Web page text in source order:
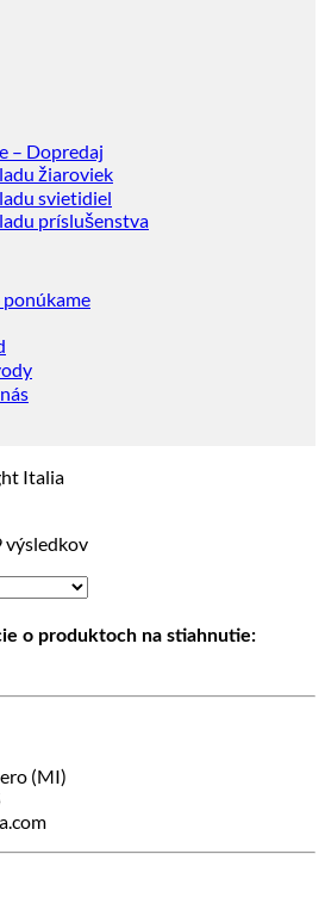
– Dopredaj
žiaroviek
svietidiel
príslušenstva
ponúkame
Italia
výsledkovZoradené
najnižšej
o produktoch na stiahnutie:
(MI)